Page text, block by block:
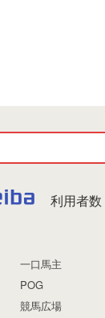
利用者数
一口馬主
POG
競馬広場